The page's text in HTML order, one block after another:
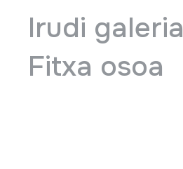
Irudi galeria
Fitxa osoa